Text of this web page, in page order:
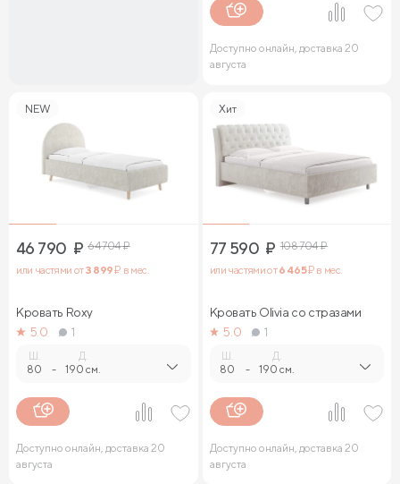
Доступно онлайн, доставка 20
августа
NEW
46 790 ₽ 64 704₽
или частями от3 899₽ в мес.
Кровать Roxy
5.0
1
80 -
Д.
190 см.
Доступно онлайн, доставка 20
августа
Хит
77 590 ₽ 108 704₽
или частями от6 465₽ в мес.
Кровать Olivia со стразами
5.0
1
80 -
Д.
190 см.
Доступно онлайн, доставка 20
августа